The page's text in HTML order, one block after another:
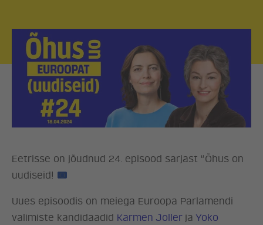
Eetrisse on jõudnud 24. episood sarjast “Õhus on
uudiseid!
Uues episoodis on meiega Euroopa Parlamendi
valimiste kandidaadid Karmen Jollerja Yoko